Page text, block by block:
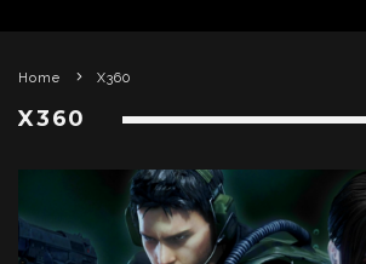
Home X360
X360